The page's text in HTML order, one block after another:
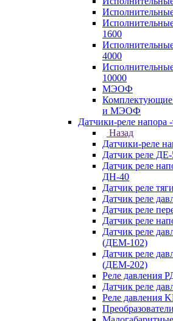
1600
4000
10000
МЭОФ
и МЭОФ
Датчики-реле напора
Назад
Датчики-реле
Датчик реле
Датчик реле
ДН-40
Датчик реле
Датчик реле
Датчик реле
Датчик реле
Датчик реле
(ДЕМ-102)
Датчик реле
(ДЕМ-202)
Реле давления
Датчик реле
Реле давления